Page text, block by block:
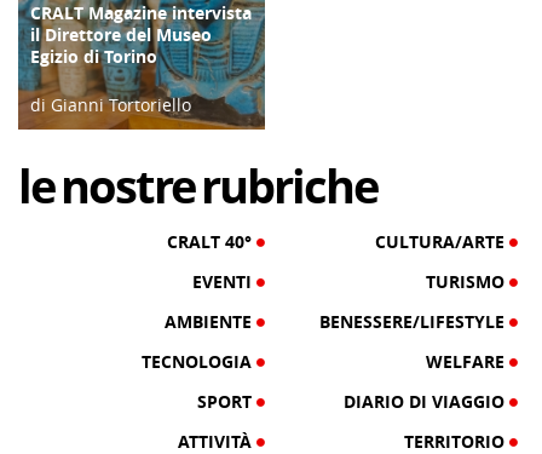
COPERTINA
CRALT Magazine intervista
il Direttore del Museo
Egizio di Torino
di Gianni Tortoriello
lenostrerubriche
CRALT 40°
CULTURA/ARTE
EVENTI
TURISMO
AMBIENTE
BENESSERE/LIFESTYLE
TECNOLOGIA
WELFARE
SPORT
DIARIO DI VIAGGIO
ATTIVITÀ
TERRITORIO